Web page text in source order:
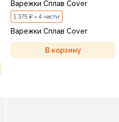
Варежки Сплав Cover
1 375 ₽ × 4 части
Варежки Сплав Cover
В корзину